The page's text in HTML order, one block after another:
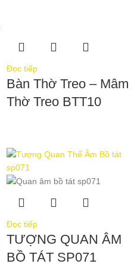
Đọc tiếp
Bàn Thờ Treo – Mâm
Thờ Treo BTT10
Đọc tiếp
TƯỢNG QUAN ÂM
BỒ TÁT SP071